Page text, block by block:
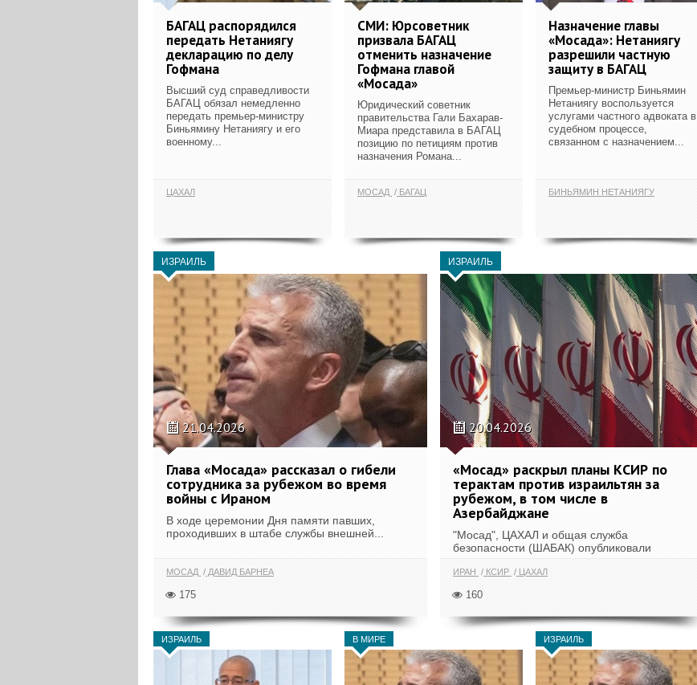
БАГАЦ распорядился
передать Нетаниягу
декларацию по делу
Гофмана
Высший суд справедливости
БАГАЦ обязал немедленно
передать премьер-министру
Биньямину Нетаниягу и его
военному...
ЦАХАЛ
СМИ: Юрсоветник
призвала БАГАЦ
отменить назначение
Гофмана главой
«Мосада»
Юридический советник
правительства Гали Бахарав-
Миара представила в БАГАЦ
позицию по петициям против
назначения Романа...
МОСАД БАГАЦ
Назначение главы
«Мосада»: Нетаниягу
разрешили частную
защиту в БАГАЦ
Премьер-министр Биньямин
Нетаниягу воспользуется
услугами частного адвоката в
судебном процессе,
связанном с назначением...
БИНЬЯМИН НЕТАНИЯГУ
ИЗРАИЛЬ
21.04.2026
Глава «Мосада» рассказал о гибели
сотрудника за рубежом во время
войны с Ираном
В ходе церемонии Дня памяти павших,
проходивших в штабе службы внешней...
МОСАД ДАВИД БАРНЕА
175
ИЗРАИЛЬ
20.04.2026
«Мосад» раскрыл планы КСИР по
терактам против израильтян за
рубежом, в том числе в
Азербайджане
"Мосад", ЦАХАЛ и общая служба
безопасности (ШАБАК) опубликовали
ИРАН КСИР ЦАХАЛ
160
ИЗРАИЛЬ В МИРЕ ИЗРАИЛЬ